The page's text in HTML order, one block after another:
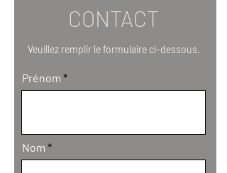
CONTACT
Veuillez remplir le formulaire ci-dessous.
Prénom
Nom